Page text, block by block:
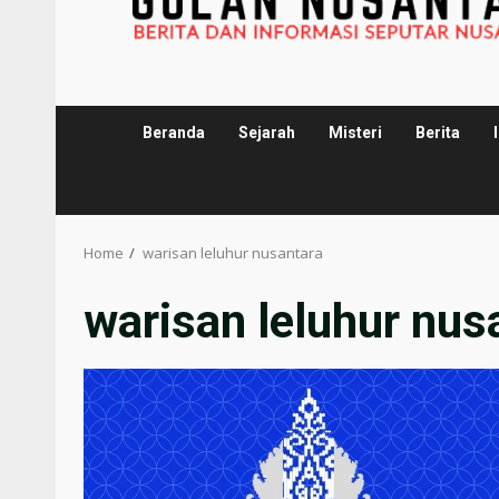
Beranda Sejarah Misteri Berita
Home warisan leluhur nusantara
warisan leluhur